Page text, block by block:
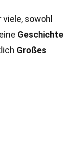
viele, sowohl
Geschichte
Großes